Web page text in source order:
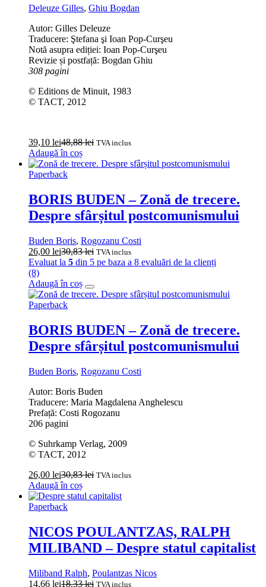
Deleuze Gilles, Ghiu Bogdan
Autor: Gilles Deleuze
Traducere: Ştefana şi Ioan Pop-Curşeu
Notă asupra ediției: Ioan Pop-Curşeu
Revizie și postfață: Bogdan Ghiu
308 pagini
© Editions de Minuit, 1983
© TACT, 2012
39,10 lei48,88lei TVA inclus
Adaugă în coș
Paperback
BORIS BUDEN – Zonă de trecere.
Despre sfârșitul postcomunismului
Buden Boris, Rogozanu Costi
26,00 lei30,83lei TVA inclus
Evaluat la 5 din 5 pe baza a 8 evaluări de la clienți
(8)
Adaugă în coș
Paperback
BORIS BUDEN – Zonă de trecere.
Despre sfârșitul postcomunismului
Buden Boris, Rogozanu Costi
Autor: Boris Buden
Traducere: Maria Magdalena Anghelescu
Prefață: Costi Rogozanu
206 pagini
© Suhrkamp Verlag, 2009
© TACT, 2012
26,00 lei30,83lei TVA inclus
Adaugă în coș
Paperback
NICOS POULANTZAS, RALPH
MILIBAND – Despre statul capitalist
Miliband Ralph, Poulantzas Nicos
14,66 lei18,33lei TVA inclus